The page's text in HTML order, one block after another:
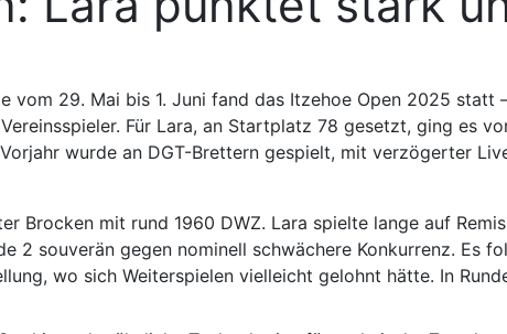
vom 29. Mai bis 1. Juni fand das Itzehoe Open 2025 statt
Für Lara, an Startplatz 78 gesetzt, ging es
wurde an DGT-Brettern gespielt, mit verzögerter
Brocken mit rund 1960 DWZ. Lara spielte lange auf
2 souverän gegen nominell schwächere Konkurrenz. Es
wo sich Weiterspielen vielleicht gelohnt hätte. In